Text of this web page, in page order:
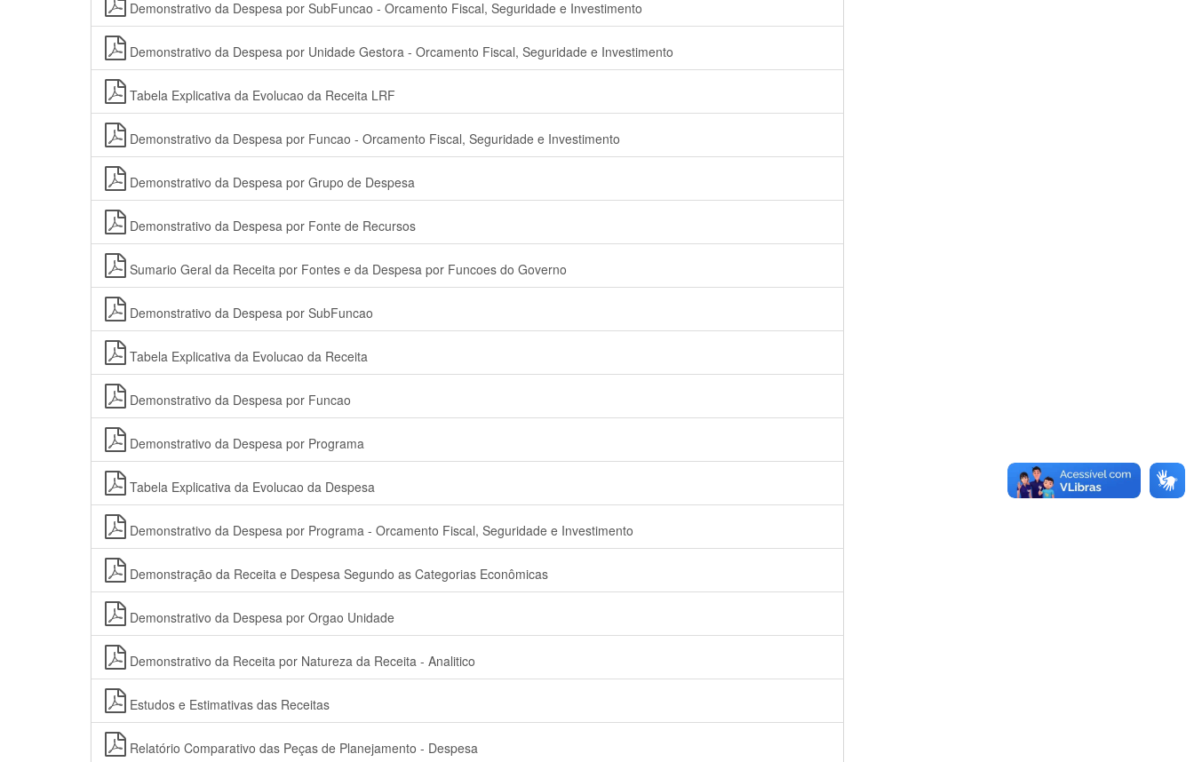
Demonstrativo da Despesa por SubFuncao - Orcamento Fiscal, Seguridade e Investimento
Demonstrativo da Despesa por Unidade Gestora - Orcamento Fiscal, Seguridade e Investimento
Tabela Explicativa da Evolucao da Receita LRF
Demonstrativo da Despesa por Funcao - Orcamento Fiscal, Seguridade e Investimento
Demonstrativo da Despesa por Grupo de Despesa
Demonstrativo da Despesa por Fonte de Recursos
Sumario Geral da Receita por Fontes e da Despesa por Funcoes do Governo
Demonstrativo da Despesa por SubFuncao
Tabela Explicativa da Evolucao da Receita
Demonstrativo da Despesa por Funcao
Demonstrativo da Despesa por Programa
Tabela Explicativa da Evolucao da Despesa
Demonstrativo da Despesa por Programa - Orcamento Fiscal, Seguridade e Investimento
Demonstração da Receita e Despesa Segundo as Categorias Econômicas
Demonstrativo da Despesa por Orgao Unidade
Demonstrativo da Receita por Natureza da Receita - Analitico
Estudos e Estimativas das Receitas
Relatório Comparativo das Peças de Planejamento - Despesa